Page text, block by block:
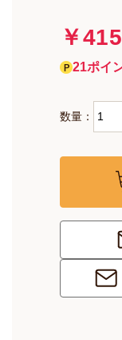
￥415
21ポイ
数量：